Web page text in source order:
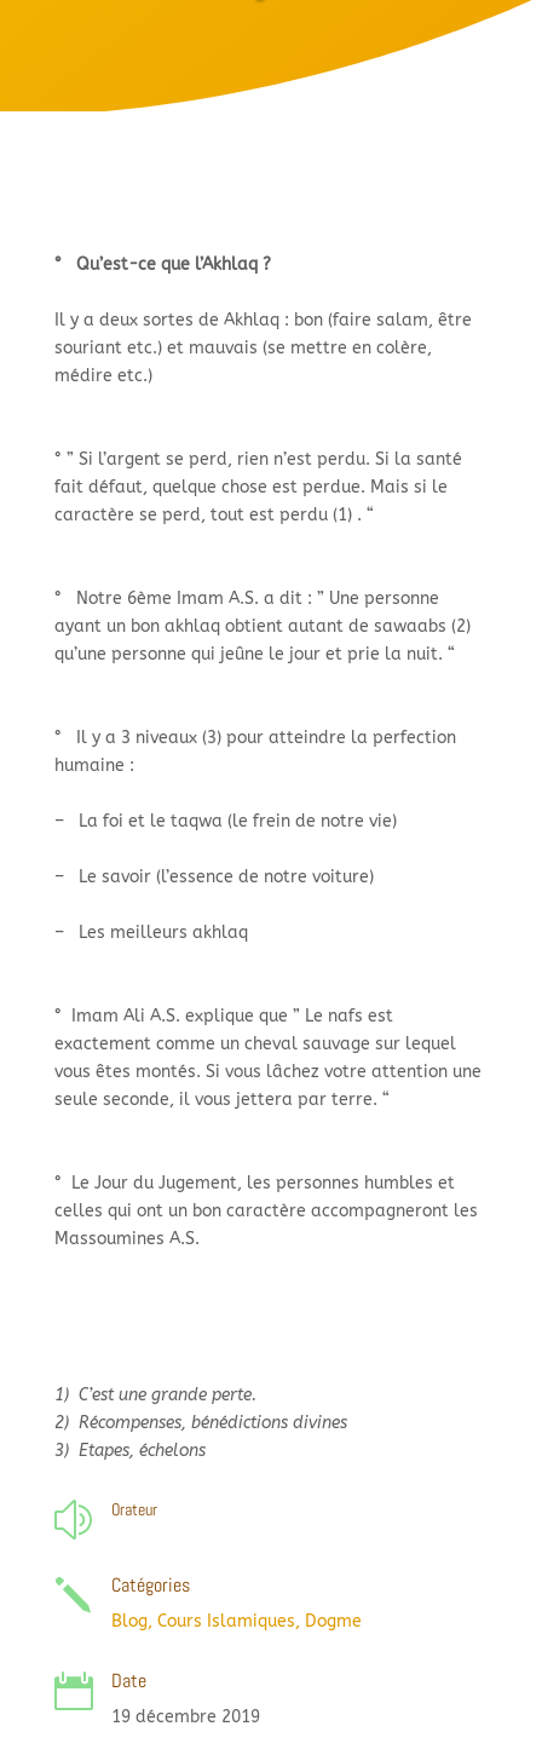
° Qu’est-ce que l’Akhlaq ?
Il y a deux sortes de Akhlaq : bon (faire salam, être
souriant etc.) et mauvais (se mettre en colère,
médire etc.)
° ” Si l’argent se perd, rien n’est perdu. Si la santé
fait défaut, quelque chose est perdue. Mais si le
caractère se perd, tout est perdu (1) . “
° Notre 6ème Imam A.S. a dit : ” Une personne
ayant un bon akhlaq obtient autant de sawaabs (2)
qu’une personne qui jeûne le jour et prie la nuit. “
° Il y a 3 niveaux (3) pour atteindre la perfection
humaine :
– La foi et le taqwa (le frein de notre vie)
– Le savoir (l’essence de notre voiture)
– Les meilleurs akhlaq
° Imam Ali A.S. explique que ” Le nafs est
exactement comme un cheval sauvage sur lequel
vous êtes montés. Si vous lâchez votre attention une
seule seconde, il vous jettera par terre. “
° Le Jour du Jugement, les personnes humbles et
celles qui ont un bon caractère accompagneront les
Massoumines A.S.
1) C’est une grande perte.
2) Récompenses, bénédictions divines
3) Etapes, échelons
z Orateur
j Catégories
Blog, Cours Islamiques, Dogme
 Date
19 décembre 2019